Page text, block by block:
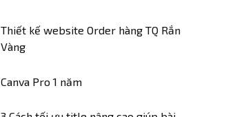
Thiết kế website Order hàng TQ Rắn
Vàng
Canva Pro 1 năm